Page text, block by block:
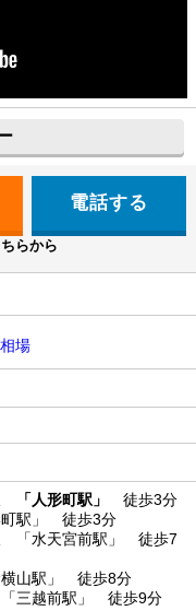
電話する
らから
場
「人形町駅」
徒歩3分
駅」 徒歩3分
「水天宮前駅」 徒歩7
山駅」 徒歩8分
三越前駅」 徒歩9分